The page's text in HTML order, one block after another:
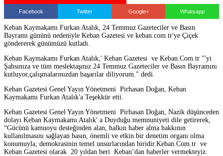
Facebook Twitter Google+ Whatsapp
Keban Kaymakamı Furkan Atalık, 24 Temmuz Gazeteciler ve Basın
Bayramı gününü nedeniyle Keban Gazetesi ve keban.com.tr'ye Çiçek
göndererek günümüzü kutladı.
Keban Kaymakamı Furkan Atalık,' Keban Gazetesi ve Keban.Com.tr "'yi
Şahsınıza ve tüm meslektaşınız 24 Temmuz Gazeteciler ve Basın Bayramını
kutluyor,çalışmalarınızdan başarılar diliyorum." dedi.
Keban Gazetesi Genel Yayın Yönetmeni Pirhasan Doğan, Keban
Kaymakamı Furkan Atalık'a Teşekkür etti.
Keban Gazetesi Genel Yayın Yönetmeni Pirhasan Doğan, Nazik düşünceden
dolayı Keban Kaymakamı Atalık' a Duyduğu memnuniyeti dile getirerek,
“Gücünü kamuoyu desteğinden alan, halkın haber alma hakkının
kullanılmasını sağlayan basın, önemli ve etkin bir denetim organı olma
konumuyla, demokrasinin temel unsurlarından biridir.Keban.Com.tr ve
Keban Gazetesi olarak 20 yıldan beri Keban’dan haberler vermekteyiz.